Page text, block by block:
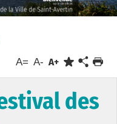
A= A- A+
des